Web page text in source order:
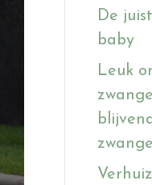
De
baby
Leuk